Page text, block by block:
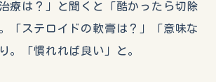
療は？」と聞くと「酷かったら切除
「ステロイドの軟膏は？」「意味な
。「慣れれば良い」と。